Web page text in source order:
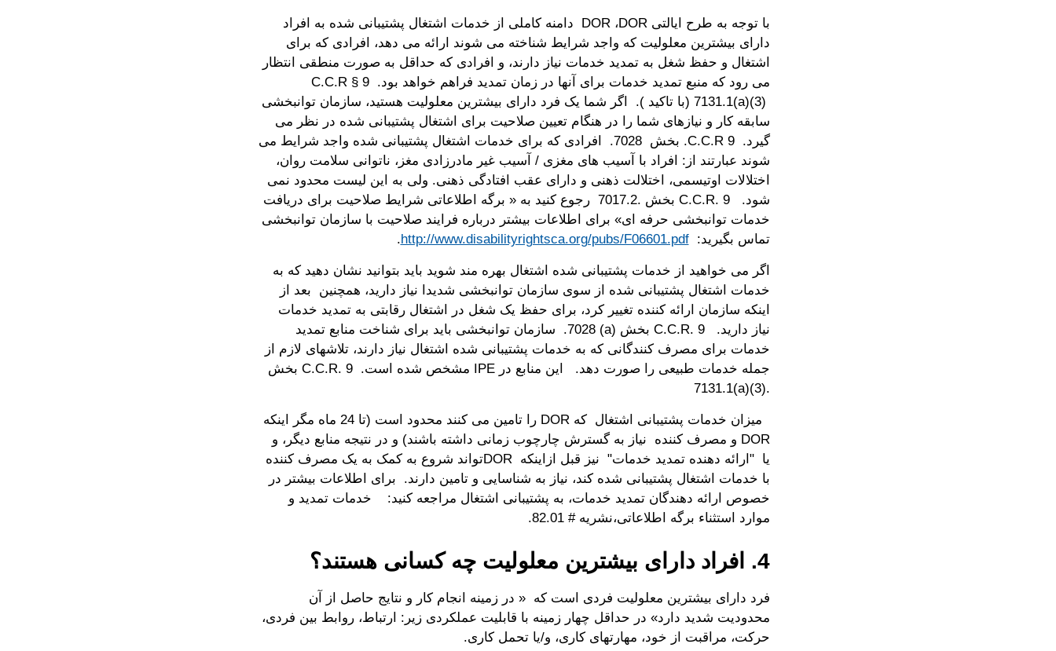
با توجه به طرح ایالتی DOR ،DOR دامنه کاملی از خدمات اشتغال پشتیبانی شده به افراد
دارای بیشترین معلولیت که واجد شرایط شناخته می شوند ارائه می دهد، افرادی که برای
اشتغال و حفظ شغل به تمدید خدمات نیاز دارند، و افرادی که حداقل به صورت منطقی انتظار
می رود که منبع تمدید خدمات برای آنها در زمان تمدید فراهم خواهد بود. 9 C.C.R §
7131.1(a)(3) ‎ (با تاکید ). اگر شما یک فرد دارای بیشترین معلولیت هستید، سازمان توانبخشی
سابقه کار و نیازهای شما را در هنگام تعیین صلاحیت برای اشتغال پشتیبانی شده در نظر می
گیرد. 9 C.C.R. بخش‏ 7028‎ ‎. افرادی که برای خدمات اشتغال پشتیبانی شده واجد شرایط می
شوند عبارتند از: افراد با آسیب های مغزی / آسیب غیر مادرزادی مغز، ناتوانی سلامت روان،
اختلالات اوتیسمی، اختلالت ذهنی و دارای عقب افتادگی ذهنی. ولی به این لیست محدود نمی
شود. 9 C.C.R.‎ بخش ‎7017.2.‎ رجوع کنید به « برگه اطلاعاتی شرایط صلاحیت برای دریافت
خدمات توانبخشی حرفه ای» برای اطلاعات بیشتر درباره فرایند صلاحیت با سازمان توانبخشی
تماس بگیرید:http://www.disabilityrightsca.org/pubs/F06601.pdf
.
اگر می خواهید از خدمات پشتیبانی شده اشتغال بهره مند شوید باید بتوانید نشان دهید که به
خدمات اشتغال پشتیبانی شده از سوی سازمان توانبخشی شدیدا نیاز دارید، همچنین بعد از
اینکه سازمان ارائه کننده تغییر کرد، برای حفظ یک شغل در اشتغال رقابتی به تمدید خدمات
نیاز دارید. 9 C.C.R.‎ بخش ‎7028‎ (a)‎‎. سازمان توانبخشی باید برای شناخت منابع تمدید
خدمات برای مصرف کنندگانی که به خدمات پشتیبانی شده اشتغال نیاز دارند، تلاشهای لازم از
جمله خدمات طبیعی را صورت دهد. این منابع در IPE مشخص شده است. 9 C.C.R.‎ بخش
‎7131.1(‎a)(3)‎.‎
میزان خدمات پشتیبانی اشتغال که DOR را تامین می کنند محدود است (تا 24 ماه مگر اینکه
DOR و مصرف کننده نیاز به گسترش چارچوب زمانی داشته باشند) و در نتیجه منابع دیگر، و
یا "ارائه دهنده تمدید خدمات" نیز قبل ازاینکه DORتواند شروع به کمک به یک مصرف کننده
با خدمات اشتغال پشتیبانی شده کند، نیاز به شناسایی و تامین دارند. برای اطلاعات بیشتر در
خصوص ارائه دهندگان تمدید خدمات، به پشتیبانی اشتغال مراجعه کنید: خدمات تمدید و
موارد استثناء برگه اطلاعاتی،نشریه # 82.01.
4. افراد دارای بیشترین معلولیت چه کسانی هستند؟
فرد دارای بیشترین معلولیت فردی است که « در زمینه انجام کار و نتایج حاصل از آن
محدودیت شدید دارد» در حداقل چهار زمینه با قابلیت عملکردی زیر: ارتباط، روابط بین فردی،
حرکت، مراقبت از خود، مهارتهای کاری، و/یا تحمل کاری.